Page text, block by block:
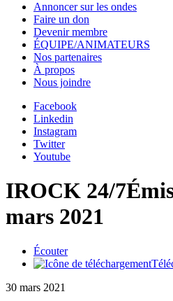
Annoncer sur les ondes
Faire un don
Devenir membre
ÉQUIPE/ANIMATEURS
Nos partenaires
À propos
Nous joindre
Facebook
Linkedin
Instagram
Twitter
Youtube
IROCK 24/7
mars 2021
Écouter
30 mars 2021